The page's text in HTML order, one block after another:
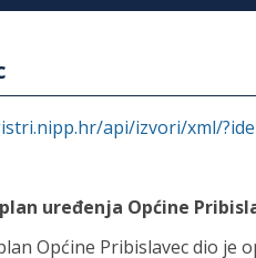
api/izvori/xml/
uređenja Općine
Općine Pribislavec dio je